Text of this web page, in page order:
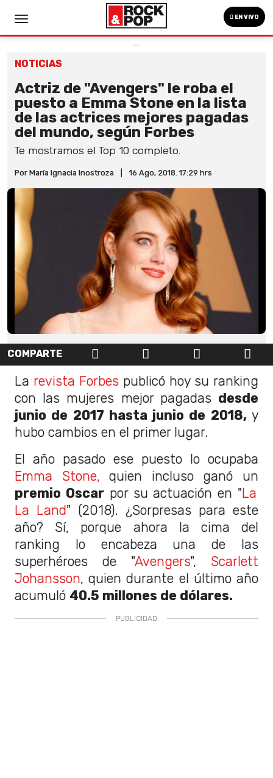
EN VIVO
NOTICIAS
Actriz de "Avengers" le roba el
puesto a Emma Stone en la lista
de las actrices mejores pagadas
del mundo, según Forbes
Te mostramos el Top 10 completo.
Por María Ignacia Inostroza 16 Ago, 2018. 17:29 hrs
COMPARTE
La revista Forbes publicó hoy su ranking
con las mujeres mejor pagadas desde
junio de 2017 hasta junio de 2018,y
hubo cambios en el primer lugar.
El año pasado ese puesto lo ocupaba
Emma Stone, quien incluso ganó un
premio Oscarpor su actuación en "La
La Land" (2018). ¿Sorpresas para este
año? Sí, porque ahora la cima del
ranking lo encabeza una de las
superhéroes de "Avengers", Scarlett
Johansson, quien durante el último año
acumuló 40.5 millones de dólares.